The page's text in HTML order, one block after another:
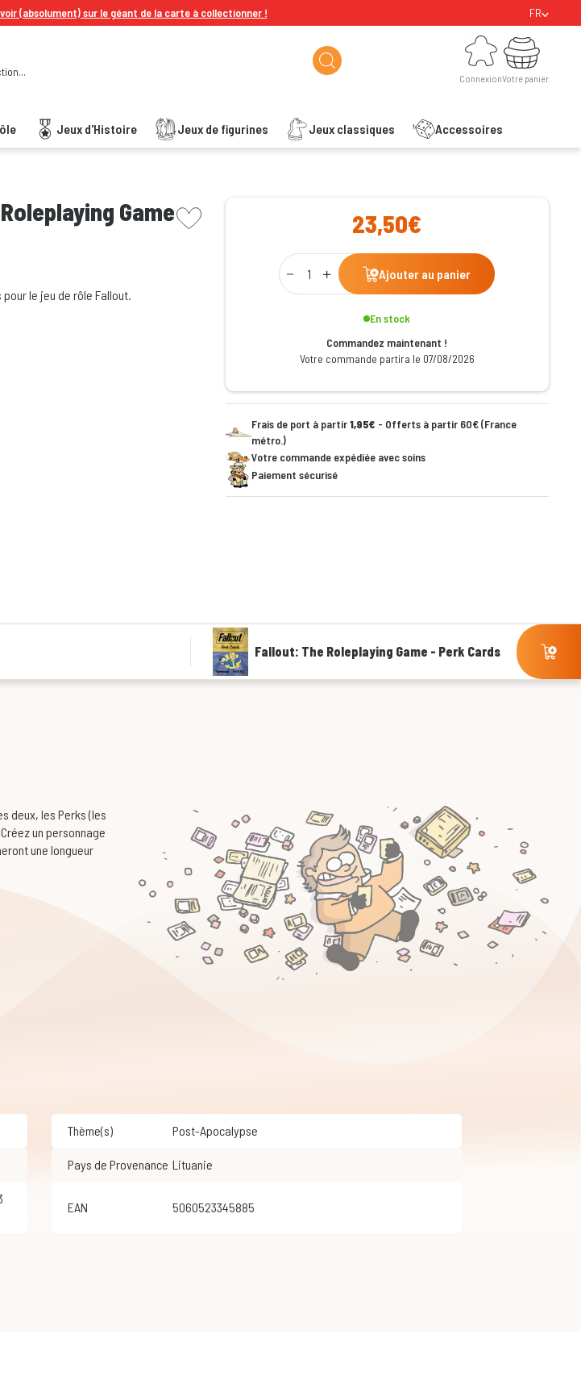
(absolument) sur le géant de la carte à collectionner ! FR
Connexion
Connexion
Jeux d'Histoire Jeux de figurines Jeux classiques Accessoires
Votre panier
Votre panier
Gamepicto wishlist
le jeu de rôle Fallout.
23,50€
Qty
Ajouter au panier
En stock
Commandez maintenant !
Votre commande partira le 07/08/2026
Frais de port à partir1,95€ - Offerts à partir 60€ (France
métro.)
Votre commande expédiée avec soins
Paiement sécurisé
Fallout: The Roleplaying Game - Perk Cards
deux, les Perks (les
un personnage
une longueur
Thème(s) Post-Apocalypse
Pays de Provenance Lituanie
EAN 5060523345885